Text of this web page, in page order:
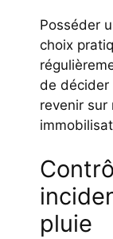
Posséder
choix
de décider
revenir sur
pluie